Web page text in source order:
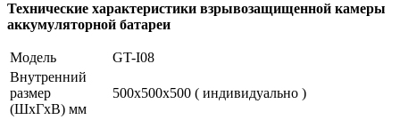
Технические характеристики взрывозащищенной камеры
аккумуляторной батареи
Модель
GT-I08
Внутренний
размер
(ШxГxВ) мм
500x500x500 ( индивидуально )